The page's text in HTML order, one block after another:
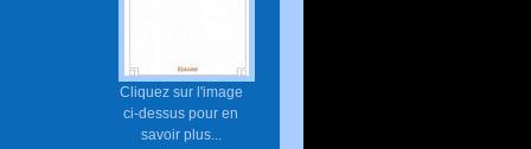
Cliquez sur l'image
ci-dessus pour en
savoir plus...